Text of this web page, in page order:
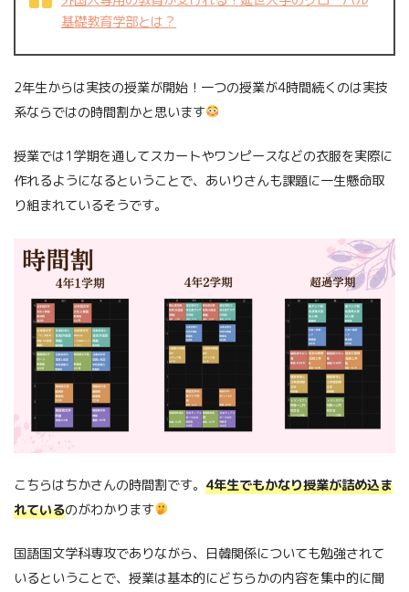
基礎教育学部とは？
2年生からは実技の授業が開始！一つの授業が4時間続くのは実技
系ならではの時間割かと思います
授業では1学期を通してスカートやワンピースなどの衣服を実際に
作れるようになるということで、あいりさんも課題に一生懸命取
り組まれているそうです。
こちらはちかさんの時間割です。 4年生でもかなり授業が詰め込ま
れているのがわかります
国語国文学科専攻でありながら、日韓関係についても勉強されて
いるということで、授業は基本的にどちらかの内容を集中的に聞